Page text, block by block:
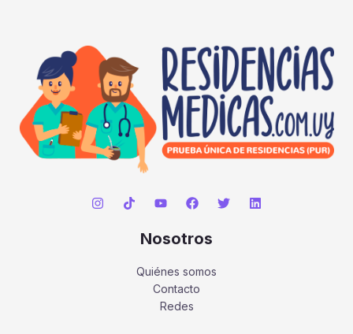
Nosotros
Quiénes somos
Contacto
Redes